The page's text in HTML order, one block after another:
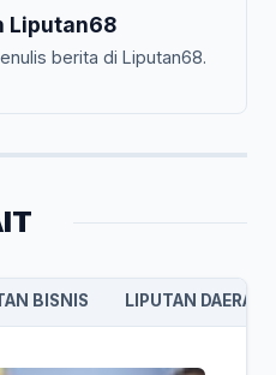
Liputan68
berita di Liputan68.
BISNIS LIPUTAN DAERAH